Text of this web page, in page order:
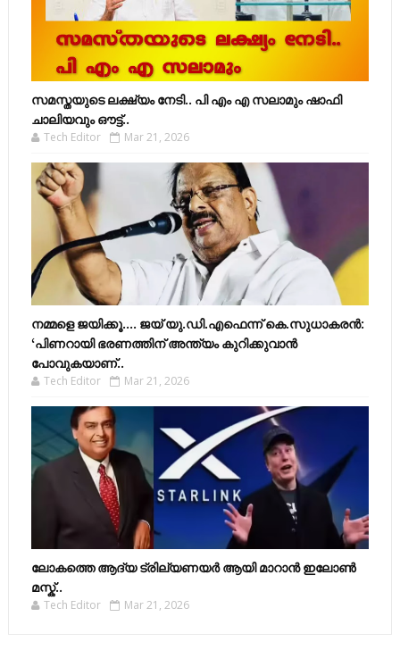
സമസ്തയുടെ ലക്ഷ്യം നേടി.. പി എം എ സലാമും ഷാഫി
ചാലിയവും ഔട്ട്..
Tech Editor Mar 21, 2026
നമ്മളെ ജയിക്കൂ.... ജയ് യു.ഡി.എഫെന്ന് കെ.സുധാകരൻ:
‘പിണറായി ഭരണത്തിന് അന്ത്യം കുറിക്കുവാൻ
പോവുകയാണ്..
Tech Editor Mar 21, 2026
ലോകത്തെ ആദ്യ ട്രില്യണയർ ആയി മാറാൻ ഇലോൺ
മസ്ക്..
Tech Editor Mar 21, 2026